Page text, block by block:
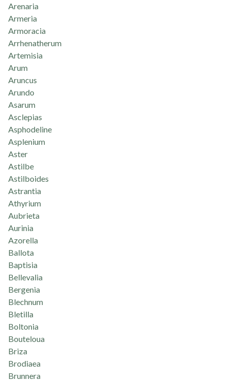
Arenaria
Armeria
Armoracia
Arrhenatherum
Artemisia
Arum
Aruncus
Arundo
Asarum
Asclepias
Asphodeline
Asplenium
Aster
Astilbe
Astilboides
Astrantia
Athyrium
Aubrieta
Aurinia
Azorella
Ballota
Baptisia
Bellevalia
Bergenia
Blechnum
Bletilla
Boltonia
Bouteloua
Briza
Brodiaea
Brunnera